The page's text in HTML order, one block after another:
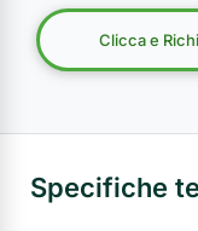
Clicca e
Specifiche